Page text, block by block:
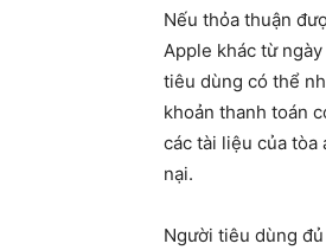
Nếu thỏa thuận
Apple khác từ
tiêu dùng có thể
khoản thanh toán
các tài liệu của
nại.
Người tiêu dùng